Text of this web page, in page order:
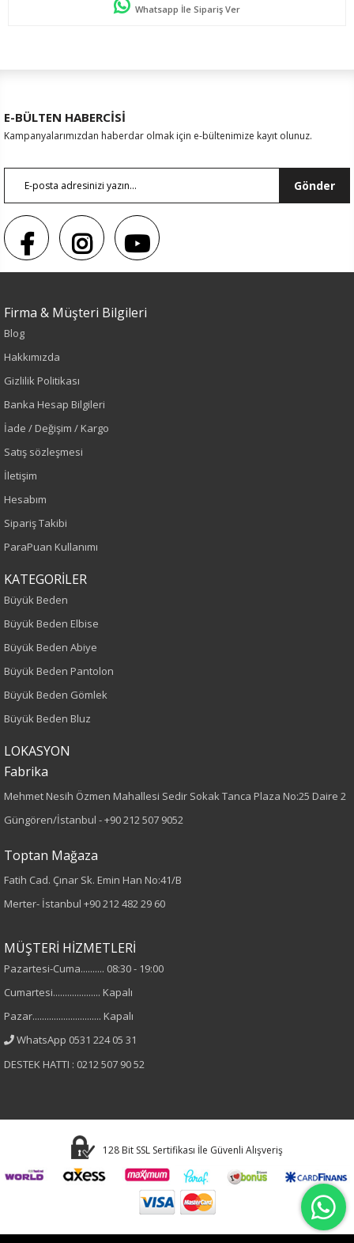
Sezon : YAZLIK
Kiremit
Sezon
İlkbahar-Yaz
Yetişkin
Kalıp
Büyük Beden
Kumaş Tipi
Dokuma
Desen
Düz
%100 Viskon
Cinsiyet
Kol Tipi
Whatsapp İle Sipariş Ver
E-BÜLTEN HABERCİSİ
Kampanyalarımızdan haberdar olmak için e-bültenimize kayıt olunuz.
Gönder
Firma & Müşteri Bilgileri
Blog
Hakkımızda
Gizlilik Politikası
Banka Hesap Bilgileri
İade / Değişim / Kargo
Satış sözleşmesi
İletişim
Hesabım
Sipariş Takibi
ParaPuan Kullanımı
KATEGORİLER
Büyük Beden
Büyük Beden Elbise
Büyük Beden Abiye
Büyük Beden Pantolon
Büyük Beden Gömlek
Büyük Beden Bluz
LOKASYON
Fabrika
Mehmet Nesih Özmen Mahallesi Sedir Sokak Tanca Plaza No:25 Daire 2
Güngören/İstanbul -+90 212 507 9052
Toptan Mağaza
Fatih Cad. Çınar Sk. Emin Han No:41/B
Merter- İstanbul +90 212 482 29 60
MÜŞTERİ HİZMETLERİ
Pazartesi-Cuma.......... 08:30 - 19:00
Cumartesi.................... Kapalı
Pazar............................. Kapalı
WhatsApp 0531 224 05 31
DESTEK HATTI : 0212 507 90 52
128 Bit SSL Sertifikası İle Güvenli Alışveriş